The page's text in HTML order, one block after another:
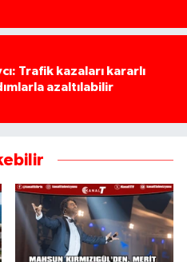
Trafik kazaları kararlı
azaltılabilir